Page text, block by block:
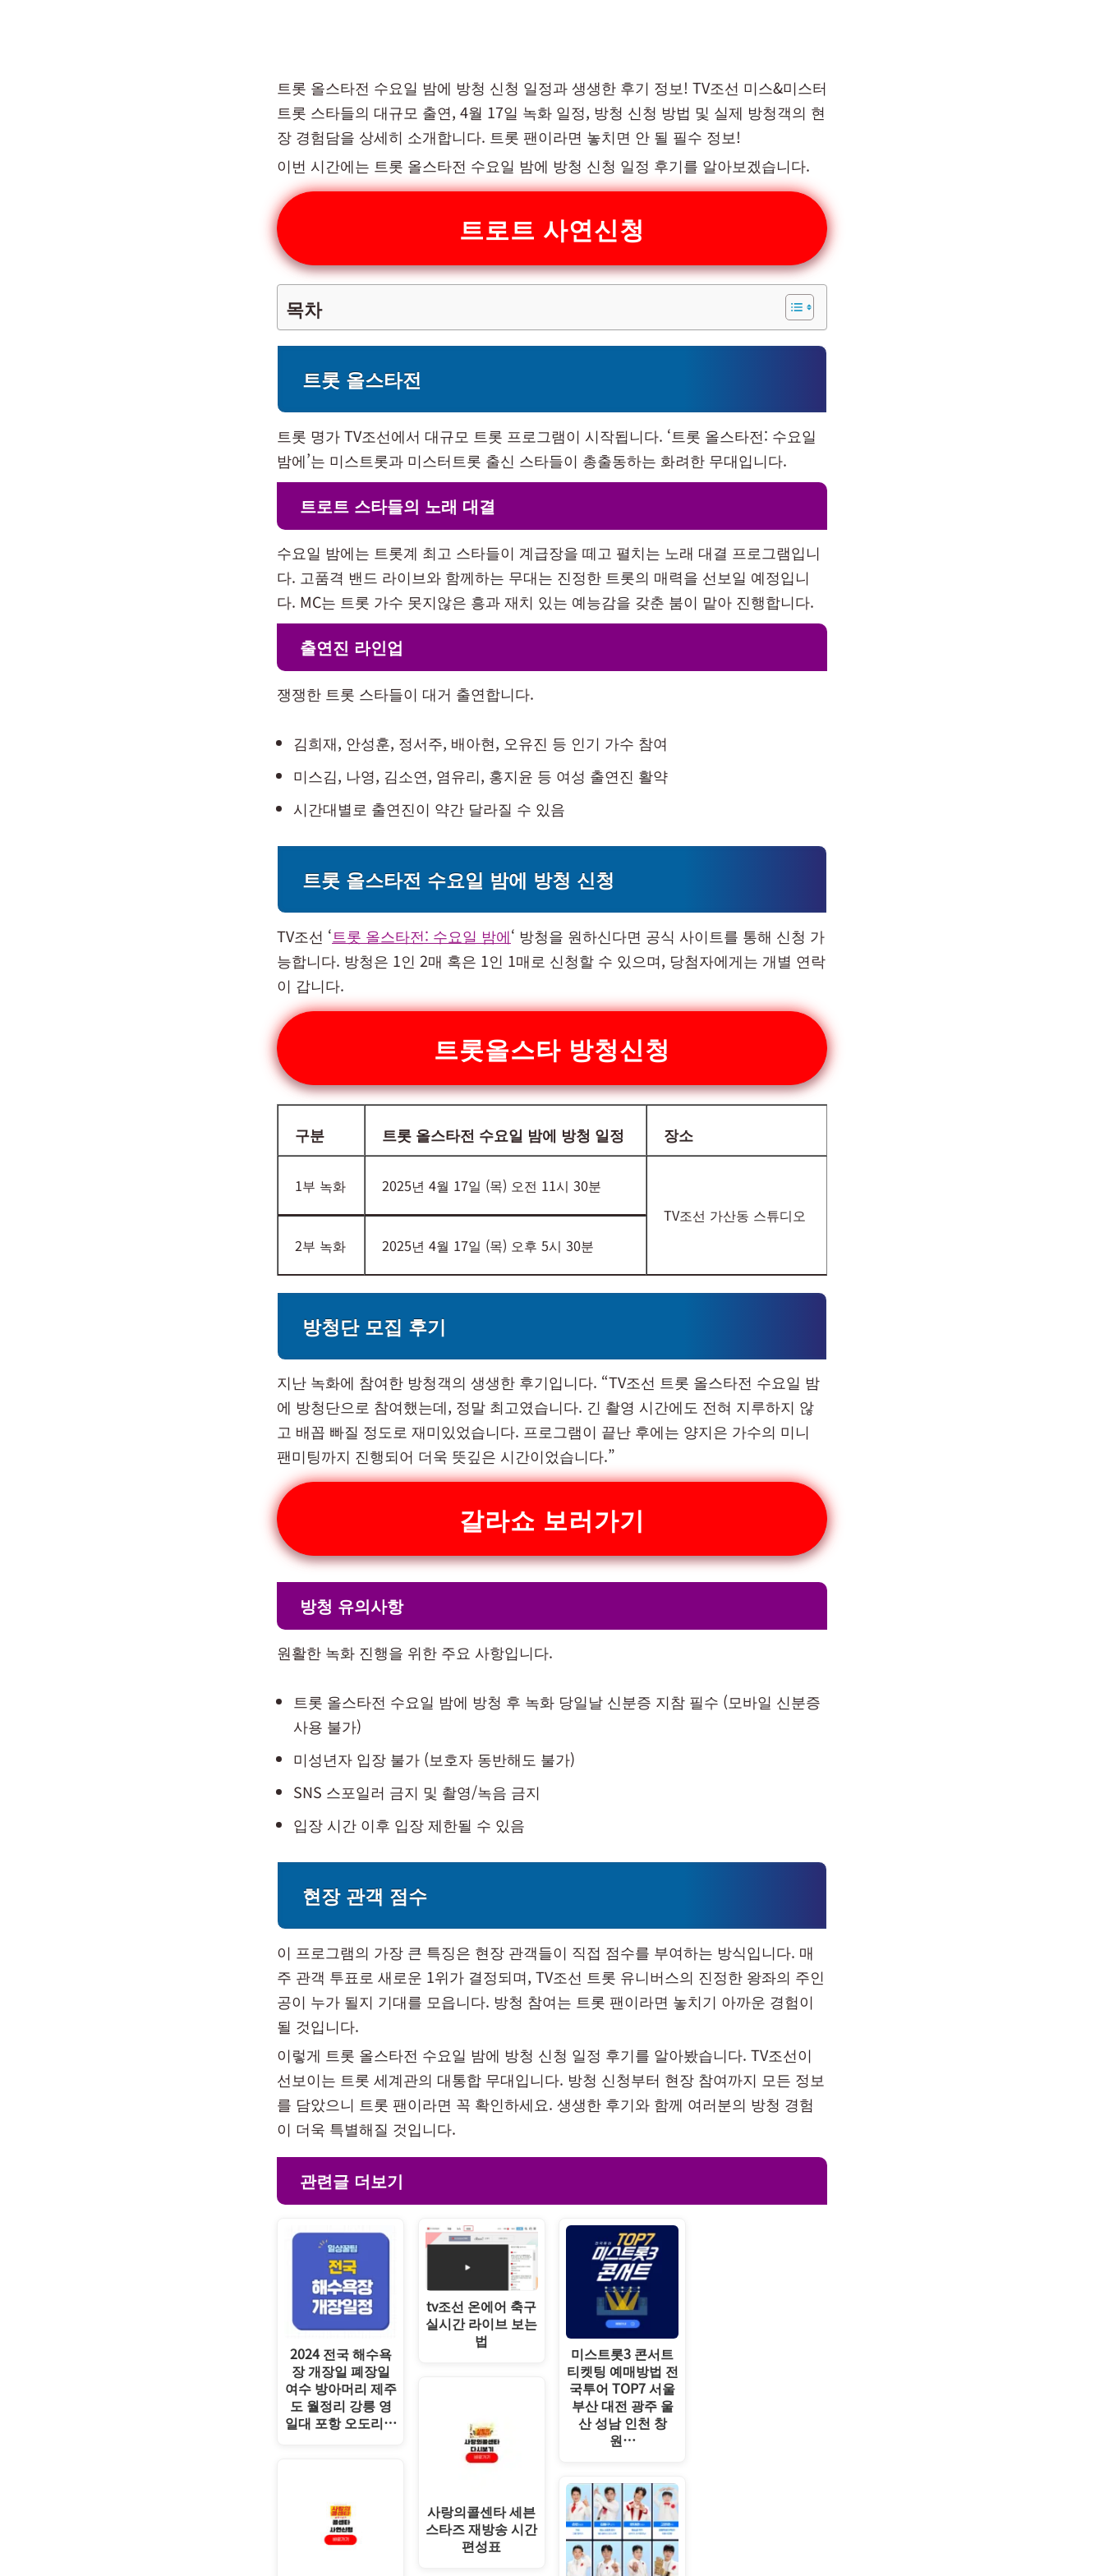
트롯 올스타전 수요일 밤에 방청 신청 일정과 생생한 후기 정보! TV조선 미스&미스터
트롯 스타들의 대규모 출연, 4월 17일 녹화 일정, 방청 신청 방법 및 실제 방청객의 현
장 경험담을 상세히 소개합니다. 트롯 팬이라면 놓치면 안 될 필수 정보!
이번 시간에는 트롯 올스타전 수요일 밤에 방청 신청 일정 후기를 알아보겠습니다.
트로트 사연신청
목차
트롯 올스타전
트롯 명가 TV조선에서 대규모 트롯 프로그램이 시작됩니다. ‘트롯 올스타전: 수요일
밤에’는 미스트롯과 미스터트롯 출신 스타들이 총출동하는 화려한 무대입니다.
트로트 스타들의 노래 대결
수요일 밤에는 트롯계 최고 스타들이 계급장을 떼고 펼치는 노래 대결 프로그램입니
다. 고품격 밴드 라이브와 함께하는 무대는 진정한 트롯의 매력을 선보일 예정입니
다. MC는 트롯 가수 못지않은 흥과 재치 있는 예능감을 갖춘 붐이 맡아 진행합니다.
출연진 라인업
쟁쟁한 트롯 스타들이 대거 출연합니다.
김희재, 안성훈, 정서주, 배아현, 오유진 등 인기 가수 참여
미스김, 나영, 김소연, 염유리, 홍지윤 등 여성 출연진 활약
시간대별로 출연진이 약간 달라질 수 있음
트롯 올스타전 수요일 밤에 방청 신청
TV조선 ‘트롯 올스타전: 수요일 밤에‘ 방청을 원하신다면 공식 사이트를 통해 신청 가
능합니다. 방청은 1인 2매 혹은 1인 1매로 신청할 수 있으며, 당첨자에게는 개별 연락
이 갑니다.
트롯올스타 방청신청
구분 트롯 올스타전 수요일 밤에 방청 일정 장소
1부 녹화
2025년 4월 17일 (목) 오전 11시 30분
TV조선 가산동 스튜디오
2부 녹화
2025년 4월 17일 (목) 오후 5시 30분
방청단 모집 후기
지난 녹화에 참여한 방청객의 생생한 후기입니다. “TV조선 트롯 올스타전 수요일 밤
에 방청단으로 참여했는데, 정말 최고였습니다. 긴 촬영 시간에도 전혀 지루하지 않
고 배꼽 빠질 정도로 재미있었습니다. 프로그램이 끝난 후에는 양지은 가수의 미니
팬미팅까지 진행되어 더욱 뜻깊은 시간이었습니다.”
갈라쇼 보러가기
방청 유의사항
원활한 녹화 진행을 위한 주요 사항입니다.
트롯 올스타전 수요일 밤에 방청 후 녹화 당일날 신분증 지참 필수 (모바일 신분증
사용 불가)
미성년자 입장 불가 (보호자 동반해도 불가)
SNS 스포일러 금지 및 촬영/녹음 금지
입장 시간 이후 입장 제한될 수 있음
현장 관객 점수
이 프로그램의 가장 큰 특징은 현장 관객들이 직접 점수를 부여하는 방식입니다. 매
주 관객 투표로 새로운 1위가 결정되며, TV조선 트롯 유니버스의 진정한 왕좌의 주인
공이 누가 될지 기대를 모읍니다. 방청 참여는 트롯 팬이라면 놓치기 아까운 경험이
될 것입니다.
이렇게 트롯 올스타전 수요일 밤에 방청 신청 일정 후기를 알아봤습니다. TV조선이
선보이는 트롯 세계관의 대통합 무대입니다. 방청 신청부터 현장 참여까지 모든 정보
를 담았으니 트롯 팬이라면 꼭 확인하세요. 생생한 후기와 함께 여러분의 방청 경험
이 더욱 특별해질 것입니다.
관련글 더보기
2024 전국 해수욕
장 개장일 폐장일
여수 방아머리 제주
도 월정리 강릉 영
일대 포항 오도리…
tv조선 온에어 축구
실시간 라이브 보는
법
사랑의콜센타 세븐
스타즈 재방송 시간
편성표
미스트롯3 콘서트
티켓팅 예매방법 전
국투어 TOP7 서울
부산 대전 광주 울
산 성남 인천 창
원…